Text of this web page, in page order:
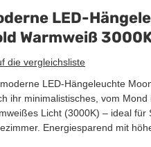
LED-
Warmweiß
die vergleichsliste
LED-Hängeleuchte
ihr minimalistisches, vom
Licht (3000K) – ideal für
Energiesparend mit